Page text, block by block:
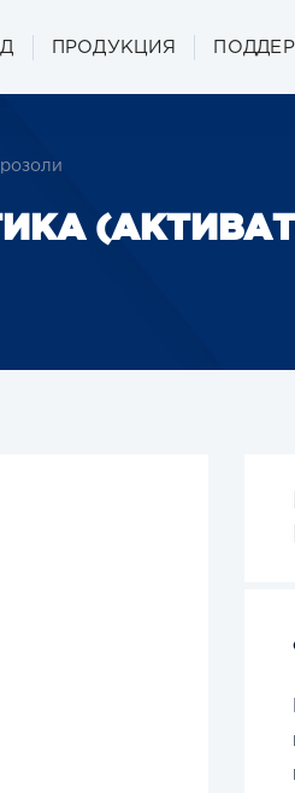
ПРОДУКЦИЯ